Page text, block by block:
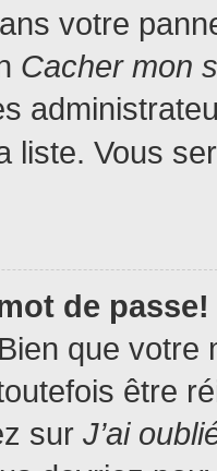
votre
Cacher mon
liste. Vous
de passe!
que
être
sur J’ai